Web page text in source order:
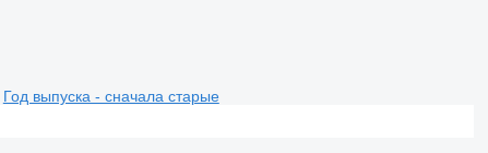
Год выпуска - сначала старые